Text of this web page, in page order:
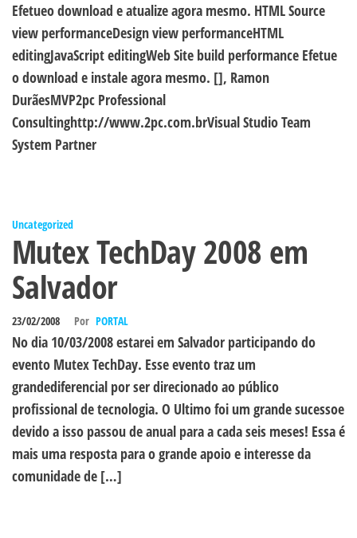
Efetueo download e atualize agora mesmo. HTML Source
view performanceDesign view performanceHTML
editingJavaScript editingWeb Site build performance Efetue
o download e instale agora mesmo. [], Ramon
DurãesMVP2pc Professional
Consultinghttp://www.2pc.com.brVisual Studio Team
System Partner
Uncategorized
Mutex TechDay 2008 em
Salvador
23/02/2008 Por PORTAL
No dia 10/03/2008 estarei em Salvador participando do
evento Mutex TechDay. Esse evento traz um
grandediferencial por ser direcionado ao público
profissional de tecnologia. O Ultimo foi um grande sucessoe
devido a isso passou de anual para a cada seis meses! Essa é
mais uma resposta para o grande apoio e interesse da
comunidade de […]